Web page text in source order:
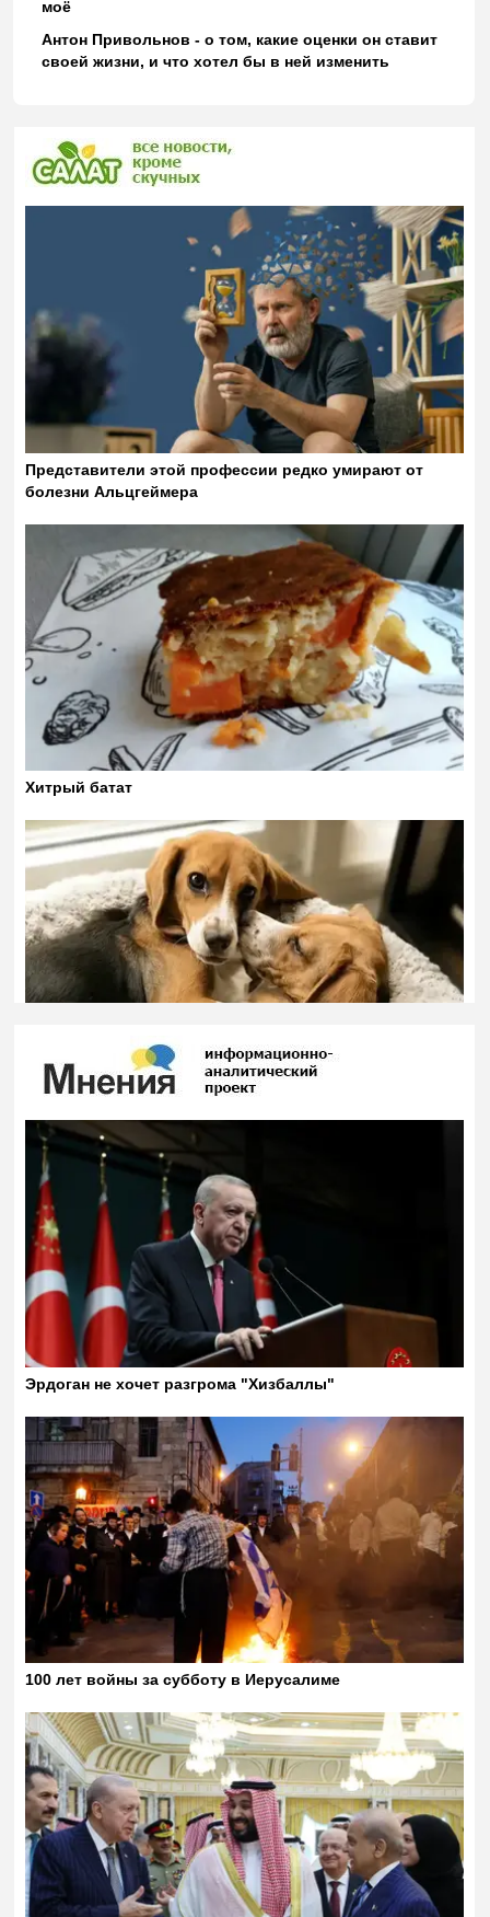
моё
Антон Привольнов - о том, какие оценки он ставит
своей жизни, и что хотел бы в ней изменить